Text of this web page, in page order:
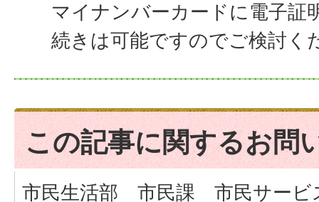
マイナンバーカードに電子証
続きは可能ですのでご検討く
この記事に関するお問
市民生活部 市民課 市民サービ